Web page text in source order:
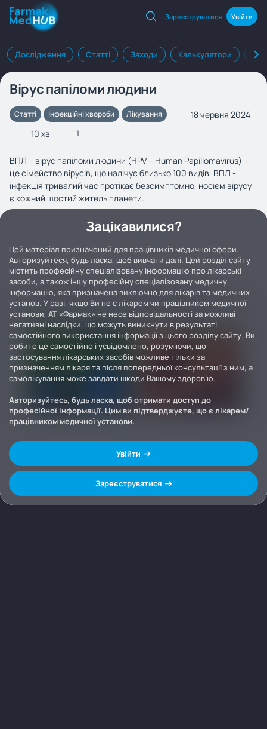
Зареєструватися Увійти
Дослідження Статті Заходи Калькулятори
Вірус папіломи людини
Статті Інфекційні хвороби Лікування
18 червня 2024
10 хв
1
ВПЛ – вірус папіломи людини (HPV – Human Papillomavirus) –
це сімейство вірусів, що налічує близько 100 видів. ВПЛ -
інфекція тривалий час протікає безсимптомно, носієм вірусу
є кожний шостий житель планети.
Зацікавилися?
Цей матеріал призначений для працівників медичної сфери.
Авторизуйтеся, будь ласка, щоб вивчати далі. Цей розділ сайту
містить професійну спеціалізовану інформацію про лікарські
засоби, а також іншу професійну спеціалізовану медичну
інформацію, яка призначена виключно для лікарів та медичних
установ. У разі, якщо Ви не є лікарем чи працівником медичної
установи, АТ «Фармак» не несе відповідальності за можливі
негативні наслідки, що можуть виникнути в результаті
самостійного використання інформації з цього розділу сайту. Ви
робите це самостійно і усвідомлено, розуміючи, що
застосування лікарських засобів можливе тільки за
призначенням лікаря та після попередньої консультації з ним, а
самолікування може завдати шкоди Вашому здоров’ю.
Авторизуйтесь, будь ласка, щоб отримати доступ до
професійної інформації. Цим ви підтверджуєте, що є лікарем/
працівником медичної установи.
Увійти
Зареєструватися